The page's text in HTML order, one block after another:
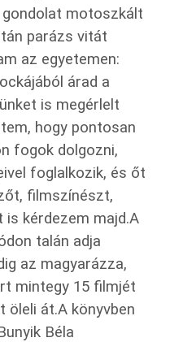
gondolat motoszkált
parázs vitát
az egyetemen:
árad a
is megérlelt
hogy pontosan
fogok dolgozni,
foglalkozik, és őt
filmszínészt,
kérdezem majd.A
talán adja
az magyarázza,
mintegy 15 filmjét
öleli át.A könyvben
Béla